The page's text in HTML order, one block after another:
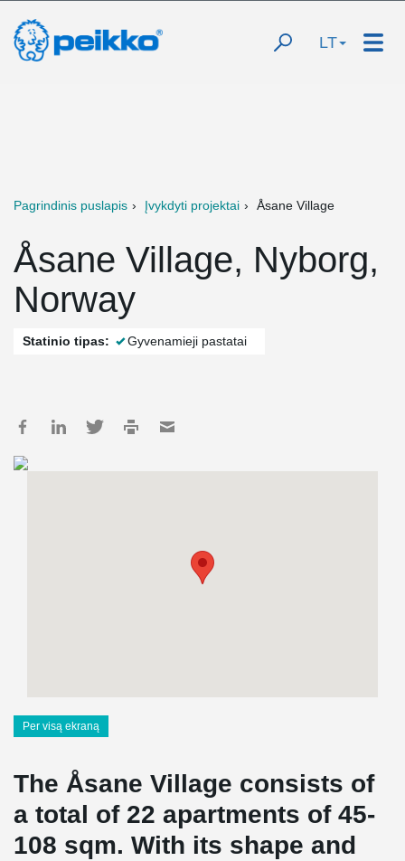
LT
Pagrindinis puslapis Įvykdyti projektai Åsane Village
Åsane Village, Nyborg,
Norway
Statinio tipas: Gyvenamieji pastatai
Per visą ekraną
The Åsane Village consists of
a total of 22 apartments of 45-
108 sqm. With its shape and